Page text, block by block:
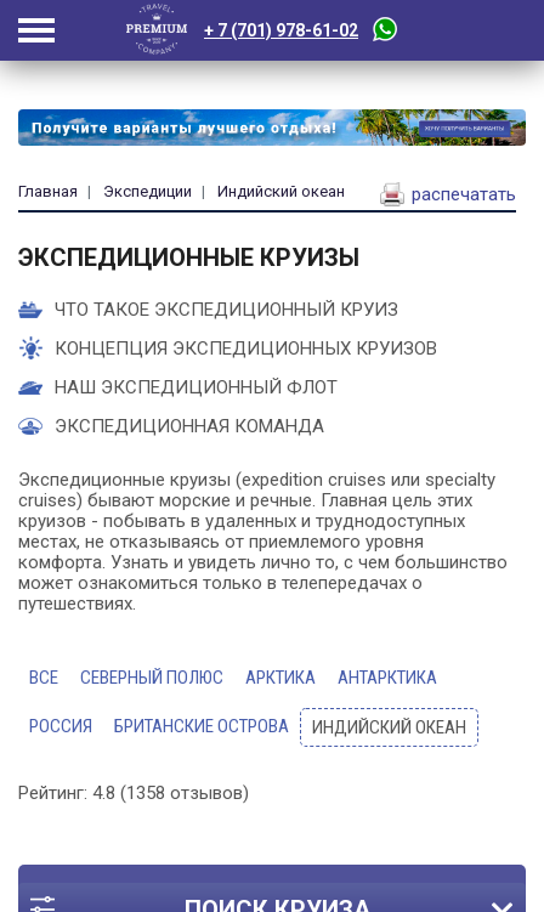
+ 7 (701) 978-61-02
Главная Экспедиции Индийский океан распечатать
ЭКСПЕДИЦИОННЫЕ КРУИЗЫ
ЧТО ТАКОЕ ЭКСПЕДИЦИОННЫЙ КРУИЗ
КОНЦЕПЦИЯ ЭКСПЕДИЦИОННЫХ КРУИЗОВ
НАШ ЭКСПЕДИЦИОННЫЙ ФЛОТ
ЭКСПЕДИЦИОННАЯ КОМАНДА
Экспедиционные круизы (expedition cruises или specialty
cruises) бывают морские и речные. Главная цель этих
круизов - побывать в удаленных и труднодоступных
местах, не отказываясь от приемлемого уровня
комфорта. Узнать и увидеть лично то, с чем большинство
может ознакомиться только в телепередачах о
путешествиях.
ВСЕ СЕВЕРНЫЙ ПОЛЮС АРКТИКА АНТАРКТИКА
РОССИЯ БРИТАНСКИЕ ОСТРОВА ИНДИЙСКИЙ ОКЕАН
Рейтинг: 4.8 (1358 отзывов)